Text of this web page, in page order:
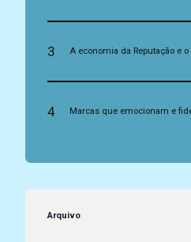
3 A economia da Reputação e
4 Marcas que emocionam e
Arquivo